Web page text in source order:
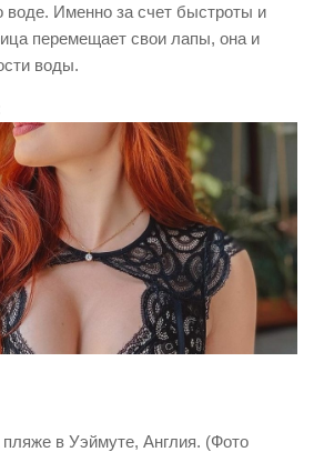
воде. Именно за счет быстроты и
перемещает свои лапы, она и
воды.
в Уэймуте, Англия. (Фото